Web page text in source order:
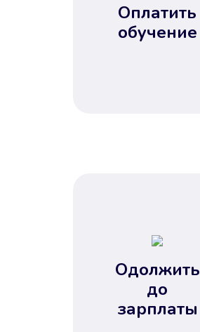
Оплатить
обучение
Одолжить
до
зарплаты